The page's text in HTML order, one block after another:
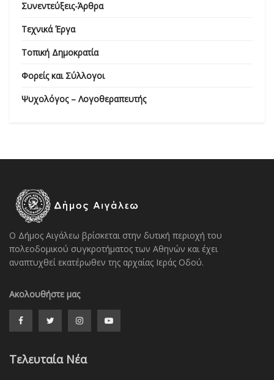
Συνεντεύξεις-Άρθρα
Τεχνικά Έργα
Τοπική Δημοκρατία
Φορείς και Σύλλογοι
Ψυχολόγος – Λογοθεραπευτής
Ο Δήμος Αιγάλεω βρίσκεται στην δυτική περιοχή του
πολεοδομικού συγκροτήματος των Αθηνών και έχει
αναπτυχθεί εκατέρωθεν της αρχαίας Ιεράς Οδού.
Ακολουθήστε μας
Τελευταία Νέα